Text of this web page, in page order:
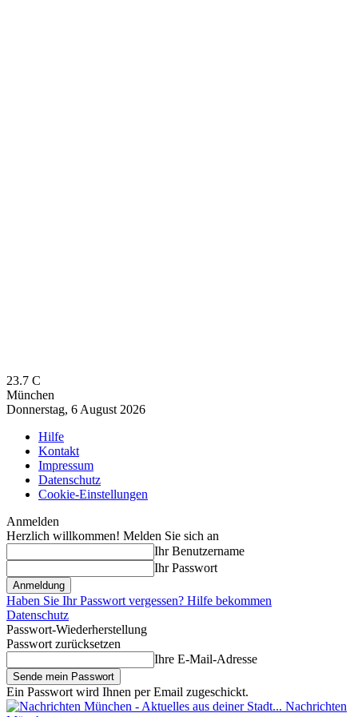
23.7 C
München
Donnerstag, 6 August 2026
Hilfe
Kontakt
Impressum
Datenschutz
Cookie-Einstellungen
Anmelden
Herzlich willkommen! Melden Sie sich an
Ihr Benutzername
Ihr Passwort
Haben Sie Ihr Passwort vergessen? Hilfe bekommen
Datenschutz
Passwort-Wiederherstellung
Passwort zurücksetzen
Ihre E-Mail-Adresse
Ein Passwort wird Ihnen per Email zugeschickt.
Nachrichten